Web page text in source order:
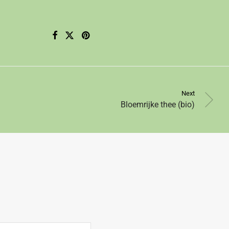
Next
Bloemrijke thee (bio)